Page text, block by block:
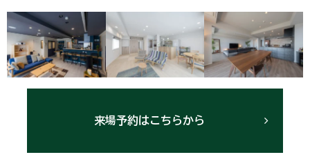
来場予約はこちらから